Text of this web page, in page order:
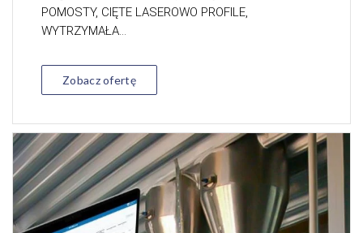
POMOSTY, CIĘTE LASEROWO PROFILE,
WYTRZYMAŁA...
Zobacz ofertę